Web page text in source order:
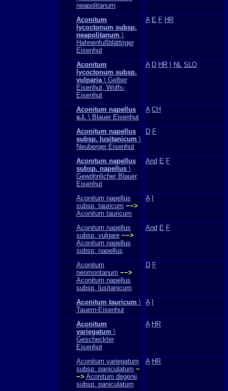
neapolitanum
Aconitum
lycoctonum subsp.
neapolitanum \
Hahnenfußblättriger
Eisenhut
A E F HR
Aconitum
lycoctonum subsp.
vulparia\ Gelber
Eisenhut, Wolfs-
Eisenhut
A D HR NL SLO
Aconitum napellus
s.l. \ Blauer Eisenhut
A CH
Aconitum napellus
subsp. lusitanicum \
Neuberger Eisenhut
D F
Aconitum napellus
subsp. napellus \
Gewöhnlicher Blauer
Eisenhut
And E F
Aconitum napellus
subsp. tauricum −−>
Aconitum tauricum
A
Aconitum napellus
subsp. vulgare −−>
Aconitum napellus
subsp. napellus
And E F
Aconitum
neomontanum −−>
Aconitum napellus
subsp. lusitanicum
D F
Aconitum tauricum \
Tauern-Eisenhut
A
Aconitum
variegatum \
Gescheckter
Eisenhut
A HR
Aconitum variegatum
subsp. paniculatum −
−> Aconitum degenii
subsp. paniculatum
A HR